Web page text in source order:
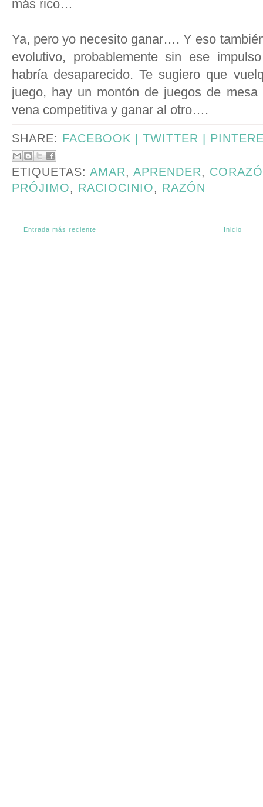
más rico…
Ya, pero yo necesito ganar…. Y eso
evolutivo, probablemente sin ese
habría desaparecido. Te sugiero que
juego, hay un montón de juegos de
vena competitiva y ganar al otro….
SHARE: FACEBOOK | TWITTER |
ETIQUETAS: AMAR, APRENDER,
PRÓJIMO, RACIOCINIO, RAZÓN
Entrada más reciente Inicio